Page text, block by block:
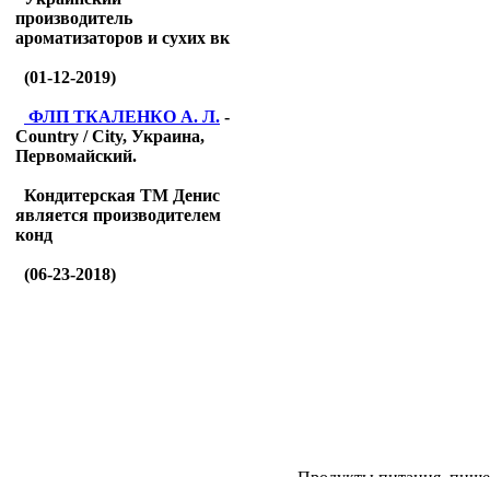
производитель
ароматизаторов и сухих вк
(01-12-2019)
ФЛП ТКАЛЕНКО А. Л. -
Country / City, Украина,
Первомайский.
Кондитерская ТМ Денис
является производителем
конд
(06-23-2018)